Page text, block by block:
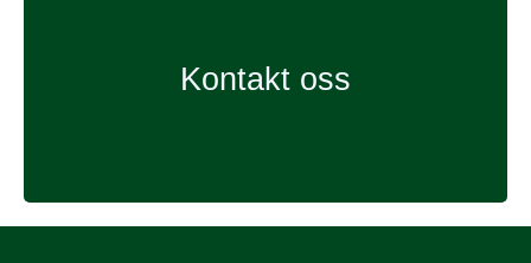
Kontakt oss